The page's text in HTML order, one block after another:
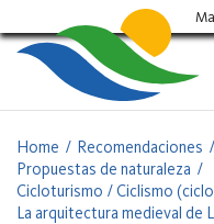
al
contingut
Home Recomendaciones
Propuestas de naturaleza
Cicloturismo / Ciclismo
La arquitectura medieval de